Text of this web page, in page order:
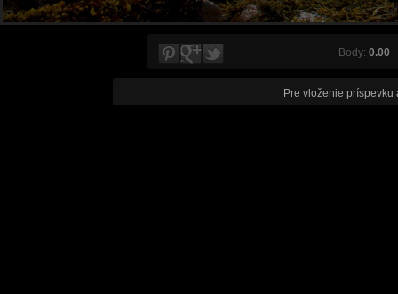
Body: 0.00
Pre vloženie